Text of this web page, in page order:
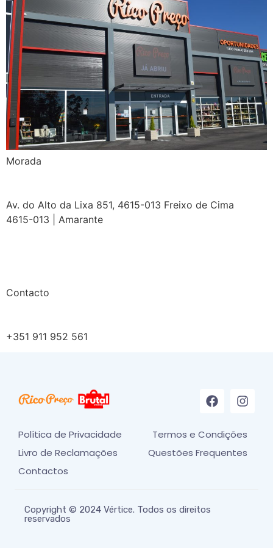
Morada​
Av. do Alto da Lixa 851, 4615-013 Freixo de Cima
4615-013 | Amarante
Contacto
+351 911 952 561
Política de Privacidade
Termos e Condições
Livro de Reclamações
Questões Frequentes
Contactos
Copyright © 2024 Vértice. Todos os direitos
reservados